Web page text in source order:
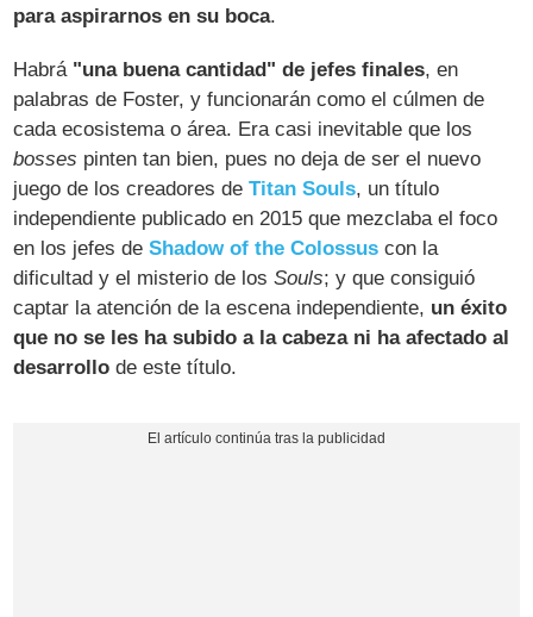
para aspirarnos en su boca.
Habrá "una buena cantidad" de jefes finales, en
palabras de Foster, y funcionarán como el cúlmen de
cada ecosistema o área. Era casi inevitable que los
bosses pinten tan bien, pues no deja de ser el nuevo
juego de los creadores deTitan Souls, un título
independiente publicado en 2015 que mezclaba el foco
en los jefes deShadow of the Colossus con la
dificultad y el misterio de losSouls; y que consiguió
captar la atención de la escena independiente, un éxito
que no se les ha subido a la cabeza ni ha afectado al
desarrollo de este título.